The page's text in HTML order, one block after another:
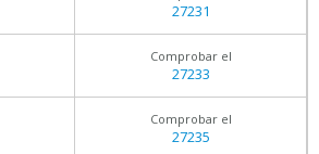
27231
Comprobar el
27233
Comprobar el
27235